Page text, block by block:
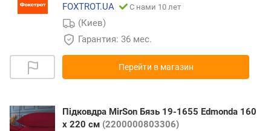
FOXTROT.UA
С нами 10 лет
(Киев)
Гарантия: 36 мес.
Перейти в магазин
Підковдра MirSon Бязь 19-1655 Edmonda 160
x 220 см (2200000803306)